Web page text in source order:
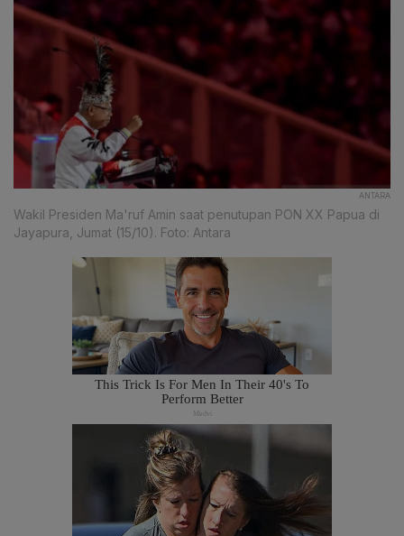
ANTARA
Wakil Presiden Ma'ruf Amin saat penutupan PON XX Papua di
Jayapura, Jumat (15/10). Foto: Antara